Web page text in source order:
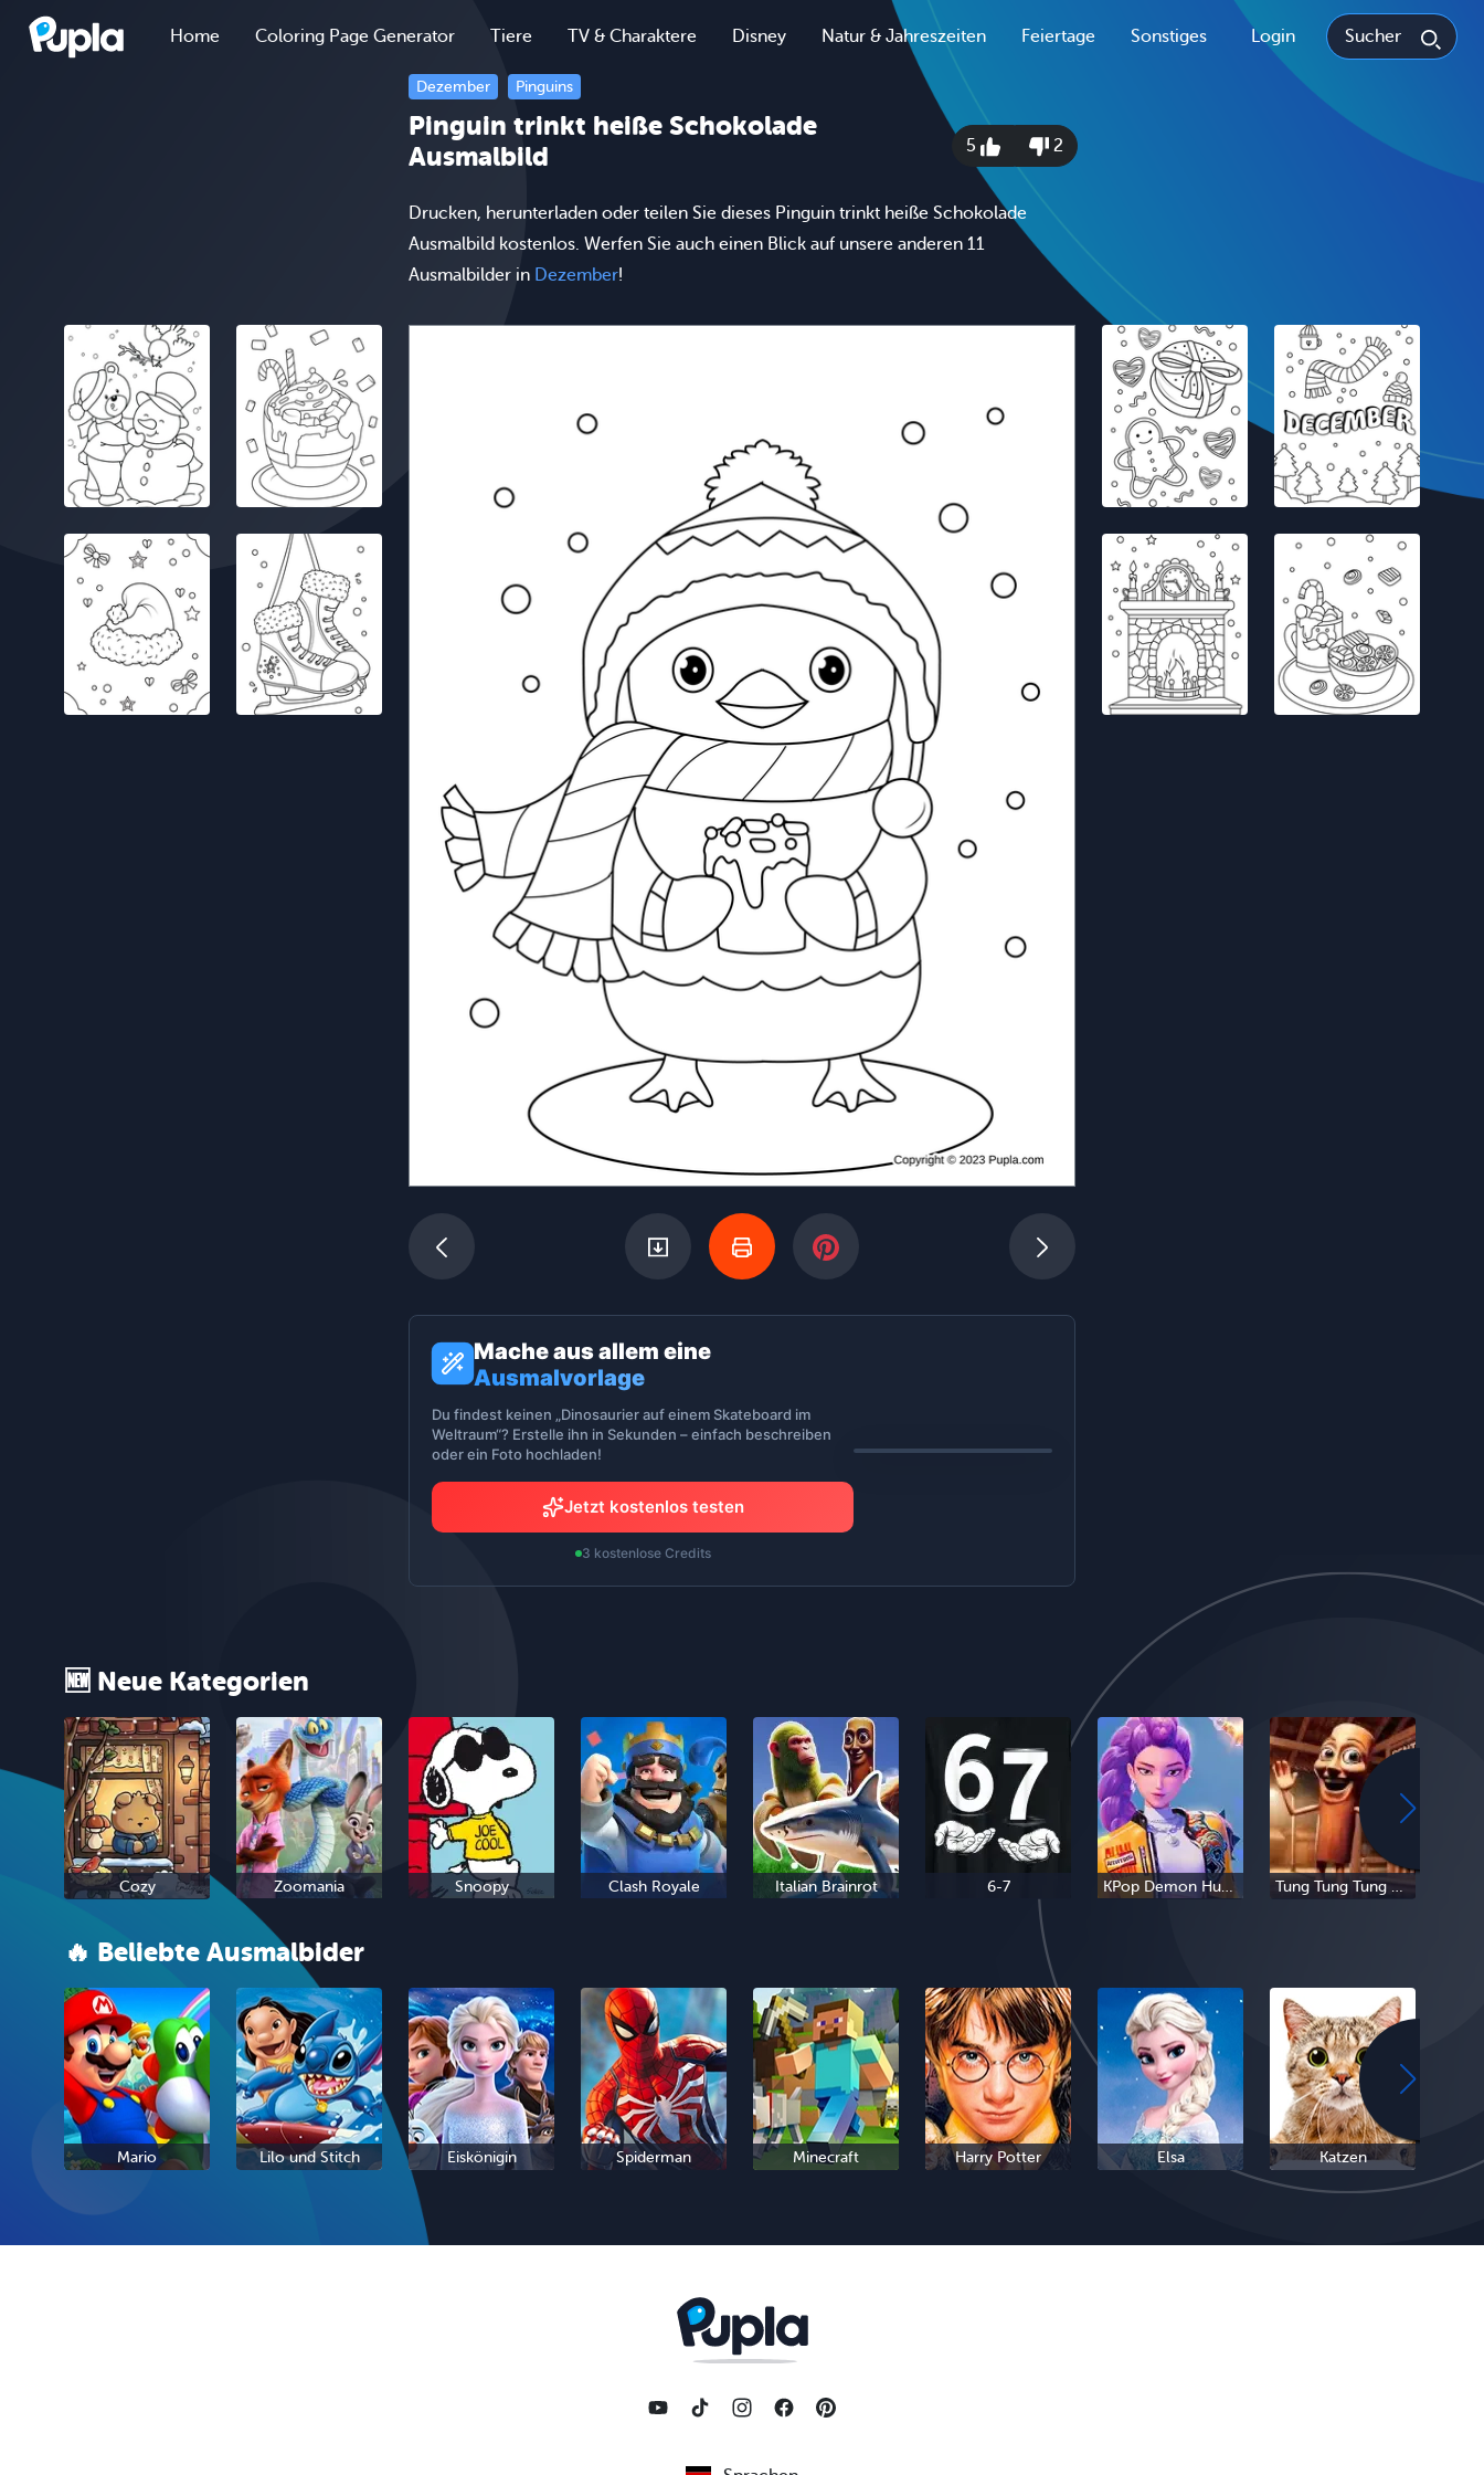
Home Coloring Page Generator Tiere TV & Charaktere Disney Natur & Jahreszeiten Feiertage Sonstiges Login
Dezember Pinguins
Pinguin trinkt heiße Schokolade
Ausmalbild
5 2
Drucken, herunterladen oder teilen Sie dieses Pinguin trinkt heiße Schokolade
Ausmalbild kostenlos. Werfen Sie auch einen Blick auf unsere anderen 11
Ausmalbilder in Dezember!
Mache aus allem eine
Ausmalvorlage
Du findest keinen „Dinosaurier auf einem Skateboard im
Weltraum“? Erstelle ihn in Sekunden – einfach beschreiben
oder ein Foto hochladen!
Jetzt kostenlos testen
3 kostenlose Credits
🆕 Neue Kategorien
Cozy Zoomania Snoopy Clash Royale Italian Brainrot 6-7 KPop Demon Hunters Tung Tung Tung Sahur
🔥 Beliebte Ausmalbider
Mario Lilo und Stitch Eiskönigin Spiderman Minecraft Harry Potter Elsa Katzen